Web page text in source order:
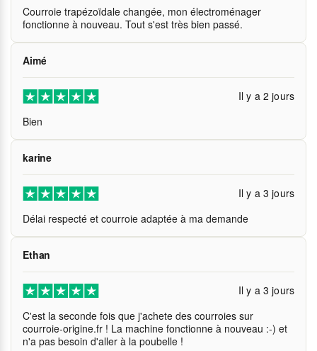
Courroie trapézoïdale changée, mon électroménager
fonctionne à nouveau. Tout s'est très bien passé.
Aimé
Il y a 2 jours
Bien
karine
Il y a 3 jours
Délai respecté et courroie adaptée à ma demande
Ethan
Il y a 3 jours
C'est la seconde fois que j'achete des courroies sur
courroie-origine.fr ! La machine fonctionne à nouveau :-) et
n'a pas besoin d'aller à la poubelle !